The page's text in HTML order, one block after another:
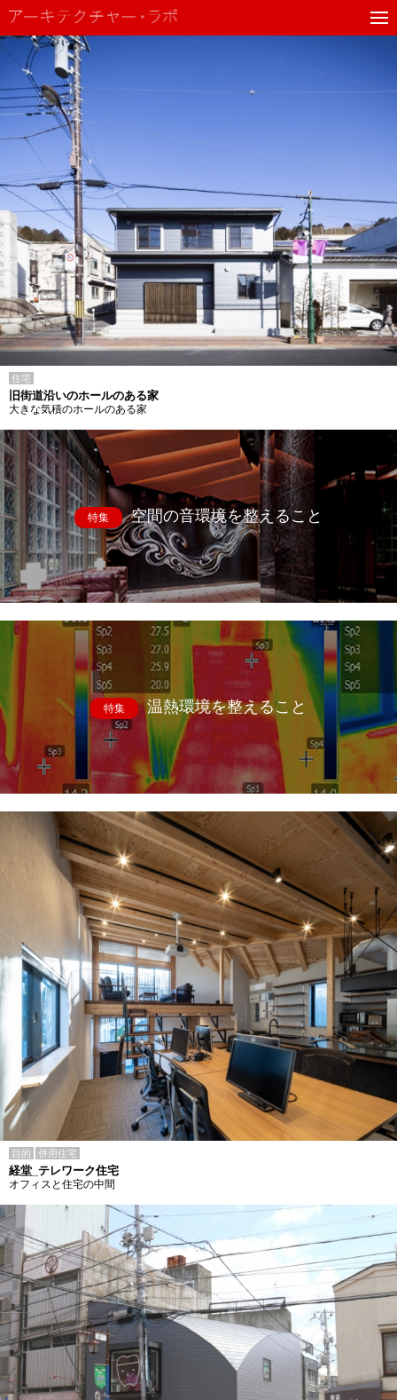
住宅
旧街道沿いのホールのある家
大きな気積のホールのある家
特集 空間の音環境を整えること
特集 温熱環境を整えること
目的 併用住宅
経堂_テレワーク住宅
オフィスと住宅の中間